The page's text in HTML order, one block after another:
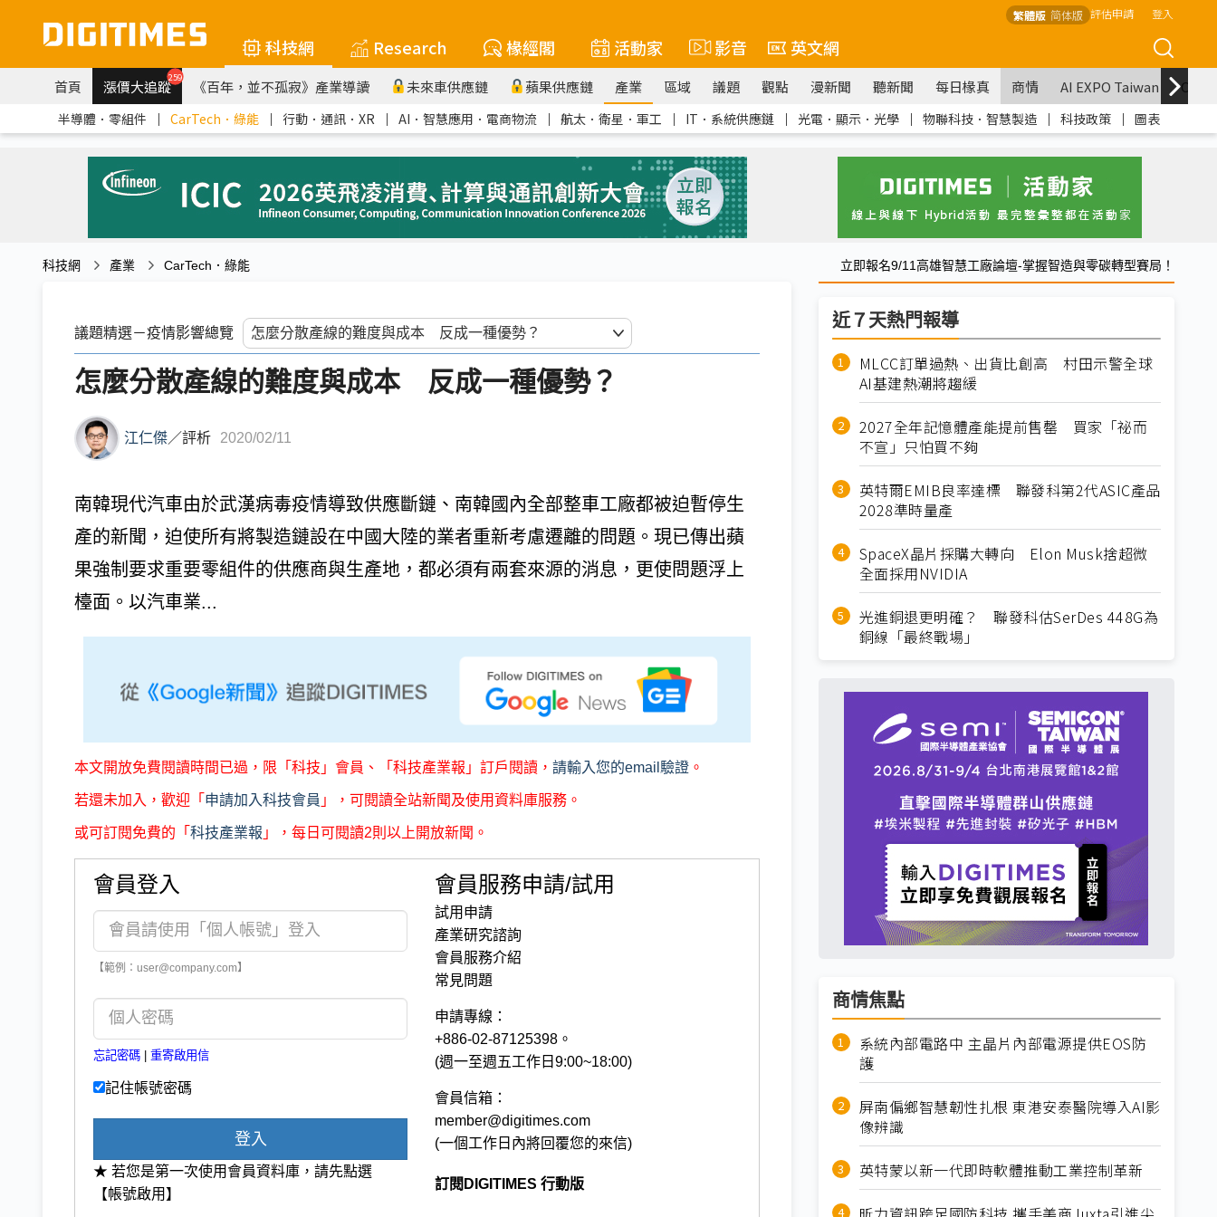
繁體版 简体版 評估申請 登入
科技網 Research 椽經閣 活動家 影音 英文網
首頁 漲價大追蹤259 《百年，並不孤寂》產業導讀 未來車供應鏈 蘋果供應鏈 產業 區域 議題 觀點 漫新聞 聽新聞 每日椽真 商情 AI EXPO Taiwan
半導體．零組件 ｜ CarTech．綠能 ｜ 行動．通訊．XR ｜ AI．智慧應用．電商物流 ｜ 航太．衛星．軍工 ｜ IT．系統供應鏈 ｜ 光電．顯示．光學 ｜ 物聯科技．智慧製造 ｜ 科技政策 ｜ 圖表
科技網 產業 CarTech．綠能 立即報名9/11高雄智慧工廠論壇-掌握智造與零碳轉型賽局！
議題精選－疫情影響總覽
怎麼分散產線的難度與成本 反成一種優勢？
江仁傑／評析 2020/02/11
南韓現代汽車由於武漢病毒疫情導致供應斷鏈、南韓國內全部整車工廠都被迫暫停生
產的新聞，迫使所有將製造鏈設在中國大陸的業者重新考慮遷離的問題。現已傳出蘋
果強制要求重要零組件的供應商與生產地，都必須有兩套來源的消息，更使問題浮上
檯面。以汽車業...
本文開放免費閱讀時間已過，限「科技」會員、「科技產業報」訂戶閱讀， 請輸入您的email驗證 。
若還未加入，歡迎「 申請加入科技會員 」，可閱讀全站新聞及使用資料庫服務。
或可訂閱免費的「 科技產業報 」，每日可閱讀2則以上開放新聞。
會員登入
【範例：user@company.com】
忘記密碼 重寄啟用信
記住帳號密碼
登入
★ 若您是第一次使用會員資料庫，請先點選
【帳號啟用】
會員服務申請/試用
試用申請
產業研究諮詢
會員服務介紹
常見問題
申請專線：
+886-02-87125398。
(週一至週五工作日9:00~18:00)
會員信箱：
member@digitimes.com
(一個工作日內將回覆您的來信)
訂閱DIGITIMES 行動版
近７天熱門報導
MLCC訂單過熱、出貨比創高 村田示警全球
AI基建熱潮將趨緩
2027全年記憶體產能提前售罄 買家「祕而
不宣」只怕買不夠
英特爾EMIB良率達標 聯發科第2代ASIC產品
2028準時量產
SpaceX晶片採購大轉向 Elon Musk捨超微
全面採用NVIDIA
光進銅退更明確？ 聯發科估SerDes 448G為
銅線「最終戰場」
商情焦點
系統內部電路中 主晶片內部電源提供EOS防
護
屏南偏鄉智慧韌性扎根 東港安泰醫院導入AI影
像辨識
英特蒙以新一代即時軟體推動工業控制革新